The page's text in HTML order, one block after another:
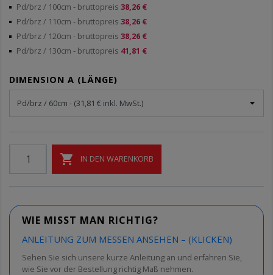
Pd/brz / 100cm - bruttopreis 38,26 €
Pd/brz / 110cm - bruttopreis 38,26 €
Pd/brz / 120cm - bruttopreis 38,26 €
Pd/brz / 130cm - bruttopreis 41,81 €
DIMENSION A (LÄNGE)
 IN DEN WARENKORB
WIE MISST MAN RICHTIG?
ANLEITUNG ZUM MESSEN ANSEHEN – (KLICKEN)
Sehen Sie sich unsere kurze Anleitung an und erfahren Sie,
wie Sie vor der Bestellung richtig Maß nehmen.